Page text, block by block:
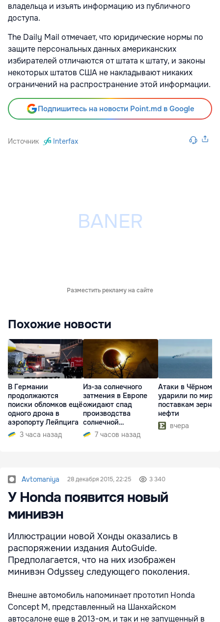
владельца и изъять информацию из публичного
доступа.
The Daily Mail отмечает, что юридические нормы по
защите персональных данных американских
избирателей отличаются от штата к штату, и законы
некоторых штатов США не накладывают никаких
ограничений на распространение этой информации.
Подпишитесь на новости Point.md в Google
Источник Interfax
Разместить рекламу на сайте
Похожие новости
В Германии
продолжаются
поиски обломков ещё
одного дрона в
аэропорту Лейпцига
3 часа назад
Из-за солнечного
затмения в Европе
ожидают спад
производства
солнечной
электроэнергии
7 часов назад
Атаки в Чёрном
ударили по
поставкам зерна
нефти
вчера
Avtomaniya 28 декабря 2015, 22:25 3 340
У Honda появится новый
минивэн
Иллюстрации новой Хонды оказались в
распоряжении издания AutoGuide.
Предполагается, что на них изображен
минивэн Odyssey следующего поколения.
Внешне автомобиль напоминает прототип Honda
Concept M, представленный на Шанхайском
автосалоне еще в 2013-ом, и так и не запущенный в